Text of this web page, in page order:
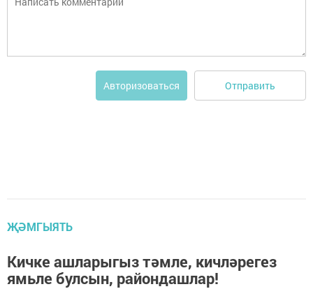
Авторизоваться Отправить
ҖӘМГЫЯТЬ
Кичке ашларыгыз тәмле, кичләрегез
ямьле булсын, райондашлар!